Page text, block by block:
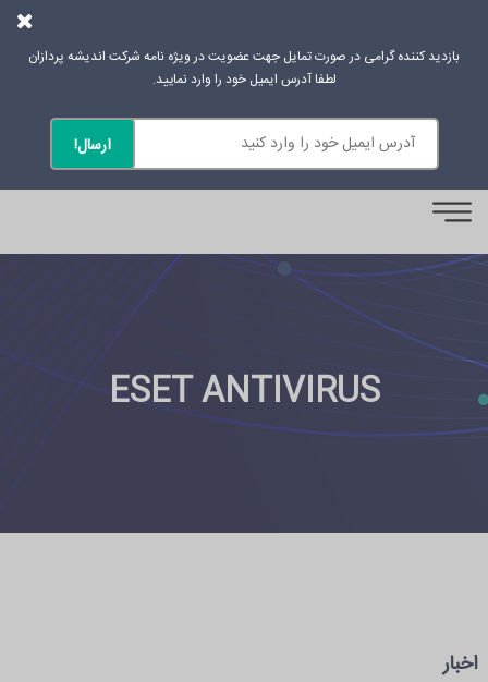
ESET ANTIVIRUS
اخبار
بازدید کننده گرامی در صورت تمایل جهت عضویت در ویژه نامه شرکت اندیشه پردازان
لطفا آدرس ایمیل خود را وارد نمایید.